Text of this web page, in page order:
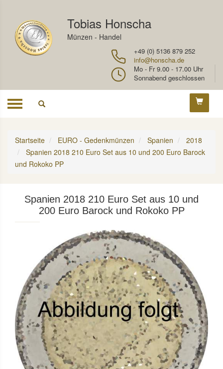
Tobias Honscha
Münzen - Handel
+49 (0) 5136 879 252
info@honscha.de
Mo - Fr 9.00 - 17.00 Uhr
Sonnabend geschlossen
Toggle
Startseite EURO - Gedenkmünzen Spanien
2018
Spanien 2018 210 Euro Set aus 10 und 200 Euro Barock
und Rokoko PP
Spanien 2018 210 Euro Set aus 10 und
200 Euro Barock und Rokoko PP